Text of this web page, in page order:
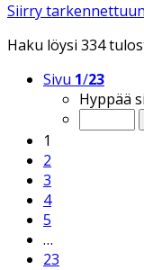
Siirry
Haku löysi 334
Sivu 1/23
Hyppää
1
2
3
4
5
…
23